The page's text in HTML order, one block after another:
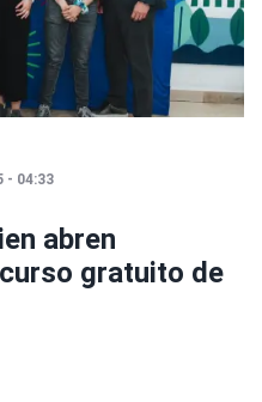
- 04:33
abren
gratuito de